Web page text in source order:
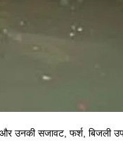
और उनकी सजावट, फर्श,